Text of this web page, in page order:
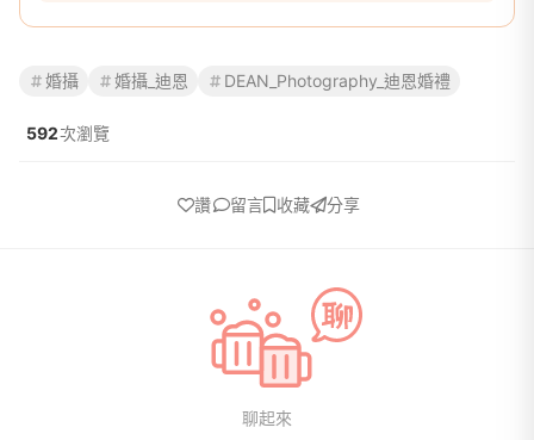
婚攝 婚攝_迪恩 DEAN_Photography_迪恩婚禮
592次瀏覽
讚 留言 收藏 分享
聊起來